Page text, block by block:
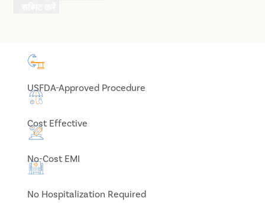
USFDA-Approved Procedure
Cost Effective
No-Cost EMI
No Hospitalization Required